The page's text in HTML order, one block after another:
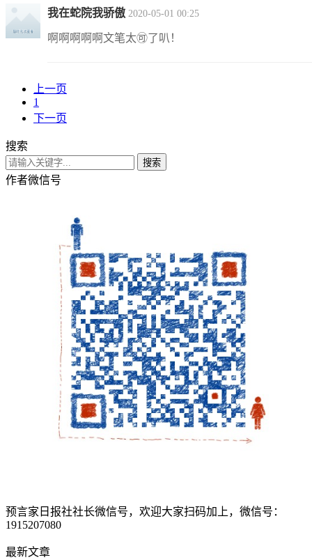
我在蛇院我骄傲 2020-05-01 00:25
啊啊啊啊啊文笔太🉑️了叭！
上一页
1
下一页
搜索
搜索
作者微信号
预言家日报社社长微信号，欢迎大家扫码加上，微信号：
1915207080
最新文章